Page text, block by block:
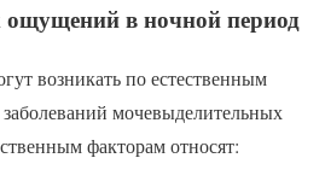
в ночной период
возникать по естественным
мочевыделительных
факторам относят: